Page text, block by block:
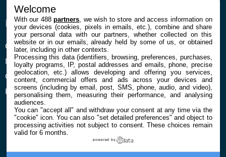
ENTREPRISE
Qui sommes nous
Mentions légales et CGU
Confidentialité et Cookies
Préférences cookies
À PROPOS
La rédaction
Contact
Welcome
With our 488partners , we wish to store and access information on
your devices (cookies, pixels in emails, etc.), combine and share
your personal data with our partners, whether collected on this
website or in our emails, already held by some of us, or obtained
later, including in other contexts.
Processing this data (identifiers, browsing, preferences, purchases,
loyalty programs, IP, postal addresses and emails, phone, precise
geolocation, etc.) allows developing and offering you services,
content, commercial offers and ads across your devices and
screens (including by email, post, SMS, phone, audio, and video),
personalising them, measuring their performance, and analysing
audiences.
You can "accept all" and withdraw your consent at any time via the
"cookie" icon. You can also "set detailed preferences" and object to
processing activities not subject to consent. These choices remain
valid for 6 months.
powered by